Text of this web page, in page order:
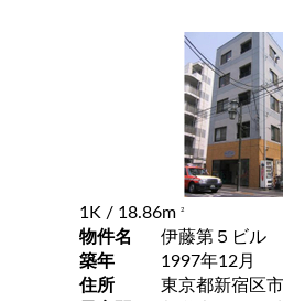
1K / 18.86m 2
物件名
伊藤第５ビル
築年
1997年12月
住所
東京都新宿区市